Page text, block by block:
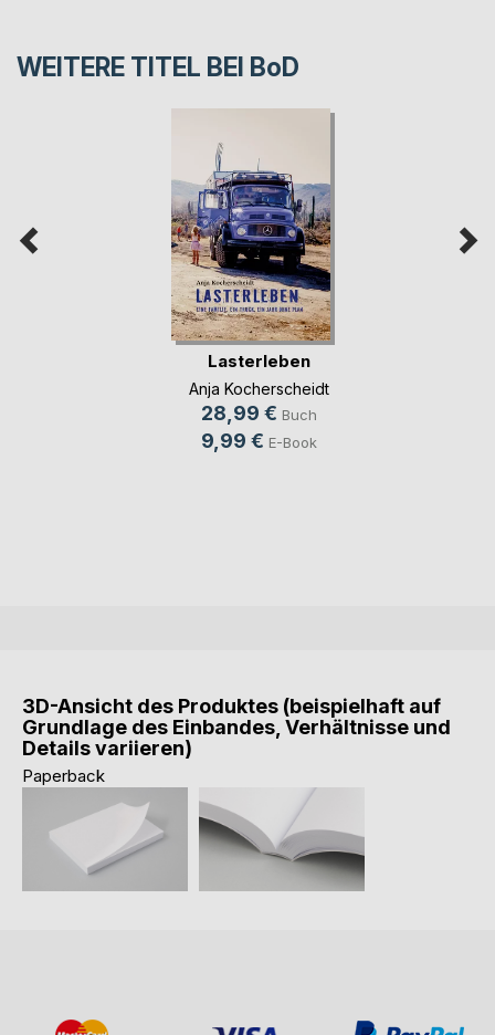
WEITERE TITEL BEI BoD
Lasterleben
Anja Kocherscheidt
28,99 € Buch
9,99 € E-Book
3D-Ansicht des Produktes (beispielhaft auf
Grundlage des Einbandes, Verhältnisse und
Details variieren)
Paperback